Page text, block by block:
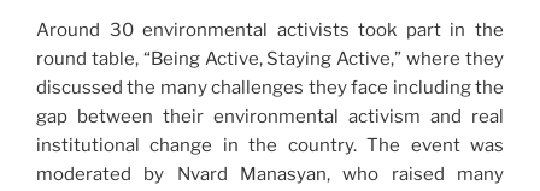
Around 30 environmental activists took part in the
round table, “Being Active, Staying Active,” where they
discussed the many challenges they face including the
gap between their environmental activism and real
institutional change in the country. The event was
moderated by Nvard Manasyan, who raised many